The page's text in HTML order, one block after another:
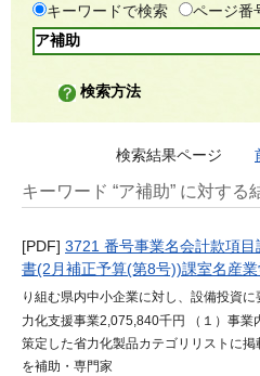
キーワードで検索
ページ番
検索方法
検索結果ページ
キーワード “ア補助” に対する
[PDF] 3721 番号事業名会計款項
書(2月補正予算(第8号))課室名産
り組む県内中小企業に対し、設備投資
力化支援事業2,075,840千円 （１）事業
策定した省力化製品カテゴリリストに
を補助・専門家